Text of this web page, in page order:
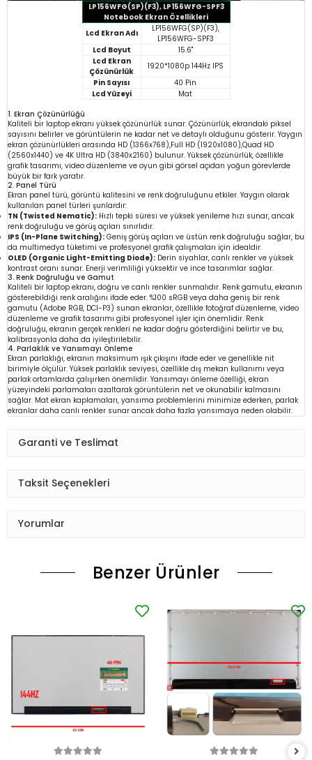
LP156WFG(SP)(F3), LP156WFG-SPF3
Notebook Ekran Özellikleri
Lcd Ekran Adı
LP156WFG(SP)(F3),
LP156WFG-SPF3
Lcd Boyut
15.6"
Lcd Ekran
Çözünürlük
1920*1080p 144Hz IPS
Pin Sayısı
40 Pin
Lcd Yüzeyi
Mat
1. Ekran Çözünürlüğü
Kaliteli bir laptop ekranı yüksek çözünürlük sunar. Çözünürlük, ekrandaki piksel
sayısını belirler ve görüntülerin ne kadar net ve detaylı olduğunu gösterir. Yaygın
ekran çözünürlükleri arasında HD (1366x768),Full HD (1920x1080),Quad HD
(2560x1440) ve 4K Ultra HD (3840x2160) bulunur. Yüksek çözünürlük, özellikle
grafik tasarımı, video düzenleme ve oyun gibi görsel açıdan yoğun görevlerde
büyük bir fark yaratır.
2. Panel Türü
Ekran panel türü, görüntü kalitesini ve renk doğruluğunu etkiler. Yaygın olarak
kullanılan panel türleri şunlardır:
TN (Twisted Nematic): Hızlı tepki süresi ve yüksek yenileme hızı sunar, ancak
renk doğruluğu ve görüş açıları sınırlıdır.
IPS (In-Plane Switching): Geniş görüş açıları ve üstün renk doğruluğu sağlar, bu
da multimedya tüketimi ve profesyonel grafik çalışmaları için idealdir.
OLED (Organic Light-Emitting Diode): Derin siyahlar, canlı renkler ve yüksek
kontrast oranı sunar. Enerji verimliliği yüksektir ve ince tasarımlar sağlar.
3. Renk Doğruluğu ve Gamut
Kaliteli bir laptop ekranı, doğru ve canlı renkler sunmalıdır. Renk gamutu, ekranın
gösterebildiği renk aralığını ifade eder. %100 sRGB veya daha geniş bir renk
gamutu (Adobe RGB, DCI-P3) sunan ekranlar, özellikle fotoğraf düzenleme, video
düzenleme ve grafik tasarımı gibi profesyonel işler için önemlidir. Renk
doğruluğu, ekranın gerçek renkleri ne kadar doğru gösterdiğini belirtir ve bu,
kalibrasyonla daha da iyileştirilebilir.
4. Parlaklık ve Yansımayı Önleme
Ekran parlaklığı, ekranın maksimum ışık çıkışını ifade eder ve genellikle nit
birimiyle ölçülür. Yüksek parlaklık seviyesi, özellikle dış mekan kullanımı veya
parlak ortamlarda çalışırken önemlidir. Yansımayı önleme özelliği, ekran
yüzeyindeki parlamaları azaltarak görüntülerin net ve okunabilir kalmasını
sağlar. Mat ekran kaplamaları, yansıma problemlerini minimize ederken, parlak
ekranlar daha canlı renkler sunar ancak daha fazla yansımaya neden olabilir.
Garanti ve Teslimat
Taksit Seçenekleri
Yorumlar
Benzer Ürünler